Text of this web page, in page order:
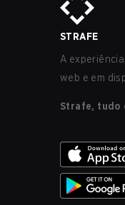
STRAFE
A
web e em
Strafe, tudo